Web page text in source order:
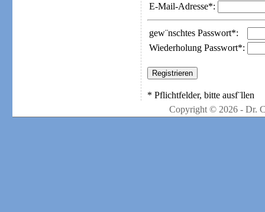
E-Mail-Adresse*:
gew¨nschtes Passwort*:
Wiederholung Passwort*:
* Pflichtfelder, bitte ausf¨llen
Copyright © 2026 - Dr.